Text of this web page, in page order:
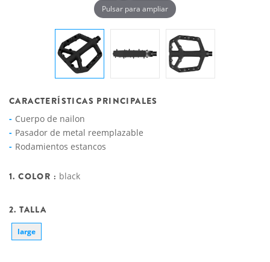
Pulsar para ampliar
CARACTERÍSTICAS PRINCIPALES
Cuerpo de nailon
Pasador de metal reemplazable
Rodamientos estancos
1. COLOR : black
2. TALLA
large